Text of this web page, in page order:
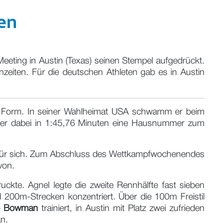
in Austin (Texas) seinen Stempel aufgedrückt.
Für die deutschen Athleten gab es in Austin
In seiner Wahlheimat USA schwamm er beim
dabei in 1:45,76 Minuten eine Hausnummer zum
sich. Zum Abschluss des Wettkampfwochenendes
Agnel legte die zweite Rennhälfte fast sieben
Strecken konzentriert. Über die 100m Freistil
Bowman trainiert, in Austin mit Platz zwei zufrieden